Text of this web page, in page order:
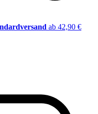
ab 42,90 €